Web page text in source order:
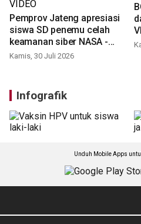
Pemprov Jateng apresiasi
siswa SD penemu celah
keamanan siber NASA -
VIDEO
Kamis, 30 Juli 2026
Infografik
Unduh Mobile Apps